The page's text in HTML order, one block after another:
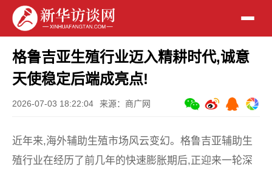
格鲁吉亚生殖行业迈入精耕时代,诚意
天使稳定后端成亮点!
2026-07-03 18:22:04 来源：商广网
近年来,海外辅助生殖市场风云变幻。格鲁吉亚辅助生
殖行业在经历了前几年的快速膨胀期后,正迎来一轮深